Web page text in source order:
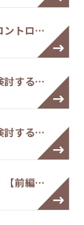
ントロ…
討する…
討する…
【前編…